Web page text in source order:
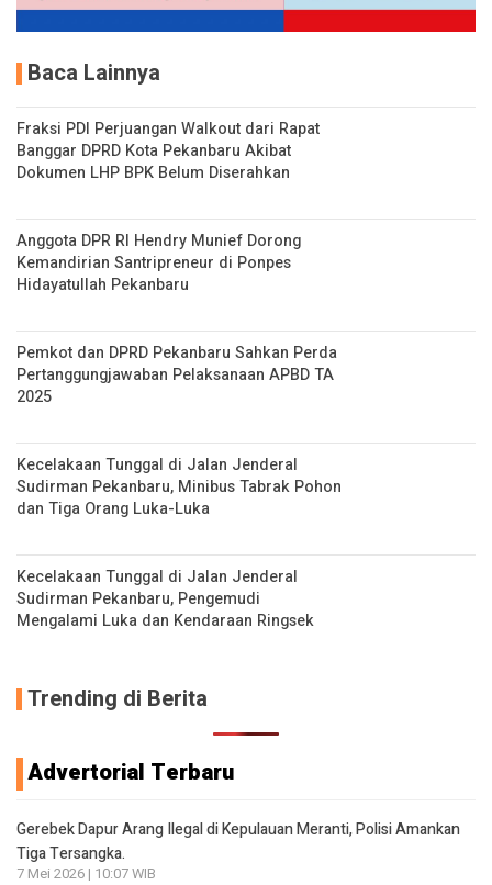
Baca Lainnya
Fraksi PDI Perjuangan Walkout dari Rapat
Banggar DPRD Kota Pekanbaru Akibat
Dokumen LHP BPK Belum Diserahkan
Anggota DPR RI Hendry Munief Dorong
Kemandirian Santripreneur di Ponpes
Hidayatullah Pekanbaru
Pemkot dan DPRD Pekanbaru Sahkan Perda
Pertanggungjawaban Pelaksanaan APBD TA
2025
Kecelakaan Tunggal di Jalan Jenderal
Sudirman Pekanbaru, Minibus Tabrak Pohon
dan Tiga Orang Luka-Luka
Kecelakaan Tunggal di Jalan Jenderal
Sudirman Pekanbaru, Pengemudi
Mengalami Luka dan Kendaraan Ringsek
Trending di Berita
Advertorial Terbaru
Gerebek Dapur Arang Ilegal di Kepulauan Meranti, Polisi Amankan
Tiga Tersangka.
7 Mei 2026 | 10:07 WIB